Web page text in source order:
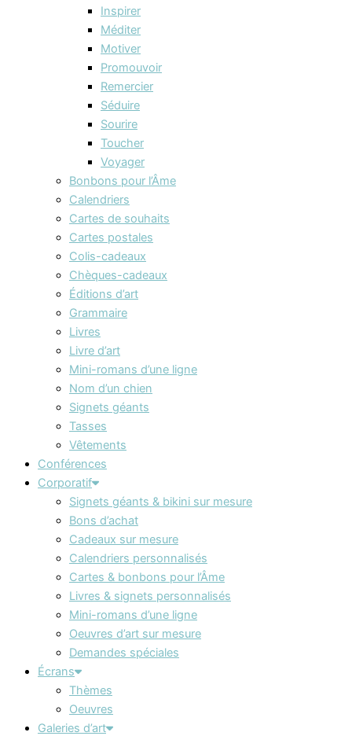
Inspirer
Méditer
Motiver
Promouvoir
Remercier
Séduire
Sourire
Toucher
Voyager
Bonbons pour l’Âme
Calendriers
Cartes de souhaits
Cartes postales
Colis-cadeaux
Chèques-cadeaux
Éditions d’art
Grammaire
Livres
Livre d’art
Mini-romans d’une ligne
Nom d’un chien
Signets géants
Tasses
Vêtements
Conférences
Corporatif
Signets géants & bikini sur mesure
Bons d’achat
Cadeaux sur mesure
Calendriers personnalisés
Cartes & bonbons pour l’Âme
Livres & signets personnalisés
Mini-romans d’une ligne
Oeuvres d’art sur mesure
Demandes spéciales
Écrans
Thèmes
Oeuvres
Galeries d’art